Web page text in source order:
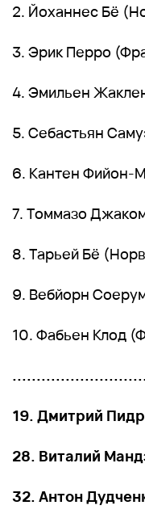
2. Йоханнес Бё
3. Эрик Перро
4. Эмильен
5. Себастьян
6. Кантен Фийон-
7. Томмазо
8. Тарьей Бё
9. Вебйорн
10. Фабьен Клод
19. Дмитрий
28. Виталий
32. Антон